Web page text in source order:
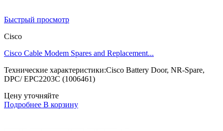
Быстрый просмотр
Cisco
Cisco Cable Modem Spares and Replacement...
Технические характеристики:Cisco Battery Door, NR-Spare,
DPC/ EPC2203C (1006461)
Цену уточняйте
Подробнее В корзину